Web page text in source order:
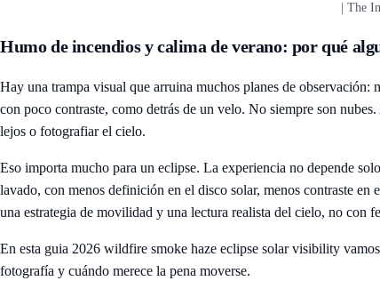
| The
Humo de incendios y calima de verano: por qué
Hay una trampa visual que arruina muchos planes de
con poco contraste, como detrás de un velo. No siempre son
lejos o fotografiar el cielo.
Eso importa mucho para un eclipse. La experiencia no depende
lavado, con menos definición en el disco solar, menos contraste
una estrategia de movilidad y una lectura realista del cielo, no con
En esta guia 2026 wildfire smoke haze eclipse solar visibility
fotografía y cuándo merece la pena moverse.